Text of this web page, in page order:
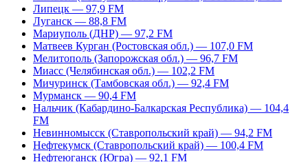
Липецк — 97,9 FM
Луганск — 88,8 FM
Мариуполь (ДНР) — 97,2 FM
Матвеев Курган (Ростовская обл.) — 107,0 FM
Мелитополь (Запорожская обл.) — 96,7 FM
Миасс (Челябинская обл.) — 102,2 FM
Мичуринск (Тамбовская обл.) — 92,4 FM
Мурманск — 90,4 FM
Нальчик (Кабардино-Балкарская Республика) — 104,4
FM
Невинномысск (Ставропольский край) — 94,2 FM
Нефтекумск (Ставропольский край) — 100,4 FM
Нефтеюганск (Югра) — 92,1 FM